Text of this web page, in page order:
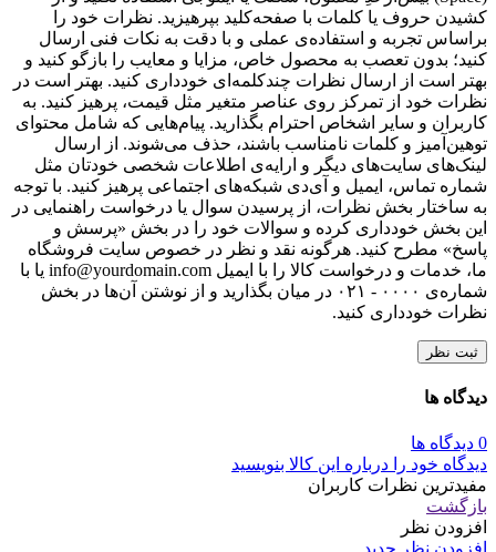
کشیدن حروف یا کلمات با صفحه‌کلید بپرهیزید. نظرات خود را
براساس تجربه و استفاده‌ی عملی و با دقت به نکات فنی ارسال
کنید؛ بدون تعصب به محصول خاص، مزایا و معایب را بازگو کنید و
بهتر است از ارسال نظرات چندکلمه‌‌ای خودداری کنید. بهتر است در
نظرات خود از تمرکز روی عناصر متغیر مثل قیمت، پرهیز کنید. به
کاربران و سایر اشخاص احترام بگذارید. پیام‌هایی که شامل محتوای
توهین‌آمیز و کلمات نامناسب باشند، حذف می‌شوند. از ارسال
لینک‌های سایت‌های دیگر و ارایه‌ی اطلاعات شخصی خودتان مثل
شماره تماس، ایمیل و آی‌دی شبکه‌های اجتماعی پرهیز کنید. با توجه
به ساختار بخش نظرات، از پرسیدن سوال یا درخواست راهنمایی در
این بخش خودداری کرده و سوالات خود را در بخش «پرسش و
پاسخ» مطرح کنید. هرگونه نقد و نظر در خصوص سایت فروشگاه
ما، خدمات و درخواست کالا را با ایمیل info@yourdomain.com یا با
شماره‌ی ۰۰۰۰ - ۰۲۱ در میان بگذارید و از نوشتن آن‌ها در بخش
نظرات خودداری کنید.
ثبت نظر
دیدگاه ها
0 دیدگاه ها
دیدگاه خود را درباره این کالا بنویسید
مفیدترین نظرات کاربران
بازگشت
افزودن نظر
افزودن نظر جدید